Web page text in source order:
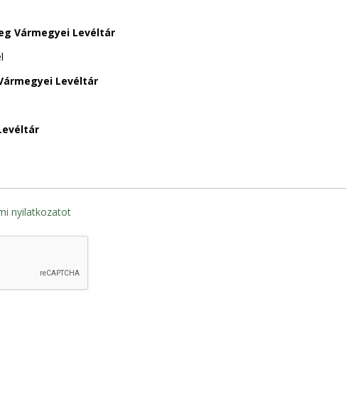
Vármegyei Levéltár
Levéltár
nyilatkozatot